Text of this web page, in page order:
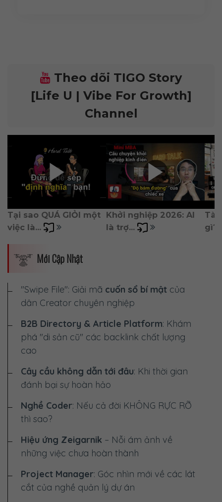
Theo dõi TIGO Story
[Life U | Vibe For Growth]
Channel
Tại sao QUÁ GIỎI một
việc là...
Khởi nghiệp 2026: AI
là trợ...
Tài
gì?
Mới Cập Nhật
"Swipe File": Giải mã cuốn sổ bí mật của
dân Creator chuyên nghiệp
B2B Directory & Article Platform: Khám
phá "di sản cũ" các backlink chất lượng
cao
Cây cầu không dẫn tới đâu: Khi thời gian
đánh bại sự hoàn hảo
Nghề Coder: Nếu cả đời KHÔNG RỰC RỠ
thì sao?
Hiệu ứng Zeigarnik – Nỗi ám ảnh về
những việc chưa hoàn thành
Project Manager: Góc nhìn mới về các lát
cắt của nghề quản lý dự án